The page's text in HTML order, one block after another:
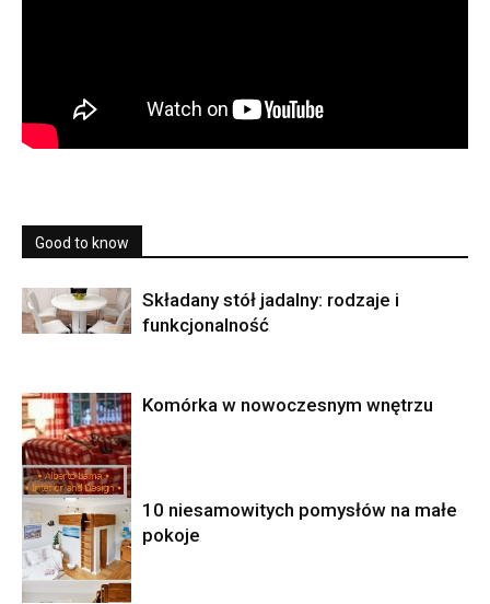
Good to know
Składany stół jadalny: rodzaje i
funkcjonalność
Komórka w nowoczesnym wnętrzu
10 niesamowitych pomysłów na małe
pokoje